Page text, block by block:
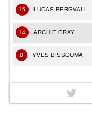
15 LUCAS BERGVALL
14 ARCHIE GRAY
8 YVES BISSOUMA